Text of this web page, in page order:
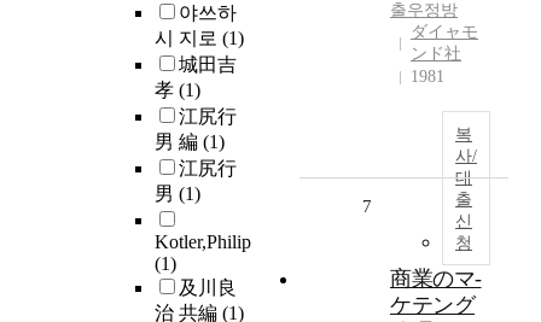
야쓰하
시 지로 (1)
城田吉
孝 (1)
江尻行
男 編 (1)
江尻行
男 (1)
Kotler,Philip
(1)
及川良
治 共編 (1)
출우정방
ダイャモ
ンド社
1981
복
사/
대
출
신
청
7
商業のマ-
ケテング